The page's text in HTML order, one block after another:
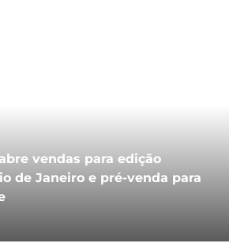
vendas para edição
de Janeiro e pré-venda para